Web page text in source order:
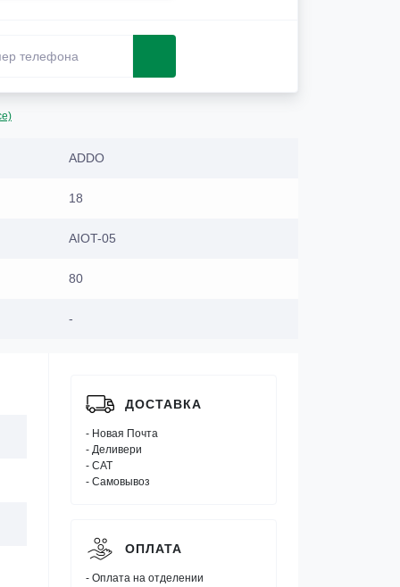
ADDO
18
AIOT-05
80
-
ДОСТАВКА
- Новая Почта
- Деливери
- САТ
- Самовывоз
ОПЛАТА
- Оплата на отделении